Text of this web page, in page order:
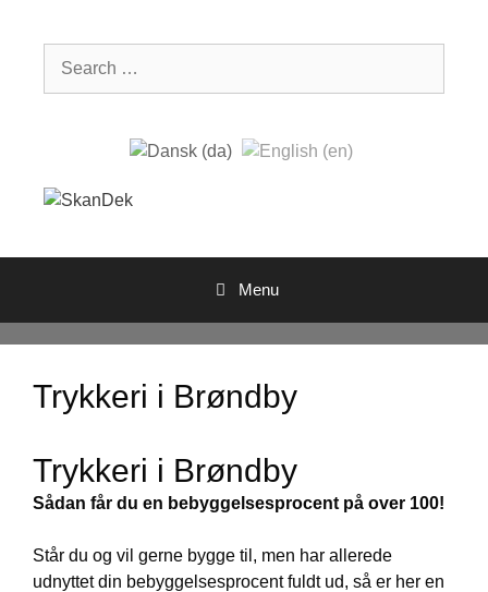
Menu
Trykkeri i Brøndby
Trykkeri i Brøndby
Sådan får du en bebyggelsesprocent på over 100!
Står du og vil gerne bygge til, men har allerede
udnyttet din bebyggelsesprocent fuldt ud, så er her en